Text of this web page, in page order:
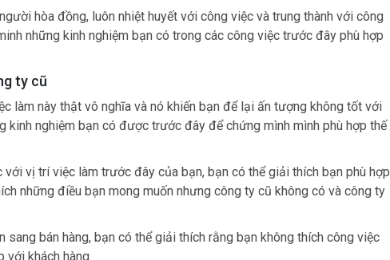
hòa đồng, luôn nhiệt huyết với công việc và trung thành với công
những kinh nghiệm bạn có trong các công việc trước đây phù hợp
ty cũ
làm này thật vô nghĩa và nó khiến bạn để lại ấn tượng không tốt với
kinh nghiệm bạn có được trước đây để chứng mình mình phù hợp thế
vị trí việc làm trước đây của bạn, bạn có thể giải thích bạn phù hợp
những điều bạn mong muốn nhưng công ty cũ không có và công ty
sang bán hàng, bạn có thể giải thích rằng bạn không thích công việc
với khách hàng.